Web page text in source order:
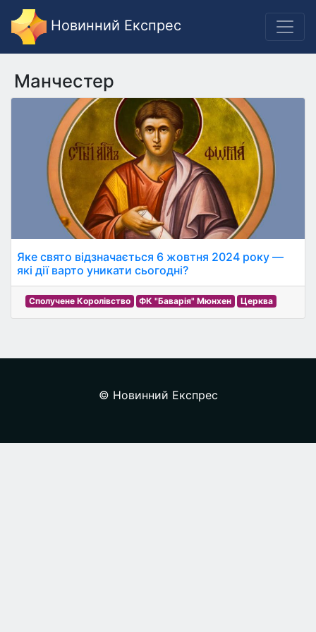
Новинний Експрес
Манчестер
Яке свято відзначається 6 жовтня 2024 року —
які дії варто уникати сьогодні?
Сполучене Королівство ФК "Баварія" Мюнхен Церква
© Новинний Експрес